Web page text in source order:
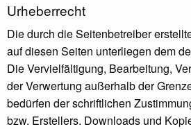
Urheberrecht
Die durch die Seitenbetreiber
auf diesen Seiten unterliegen dem
Die Vervielfältigung, Bearbeitung,
der Verwertung außerhalb der
bedürfen der schriftlichen
bzw. Erstellers. Downloads und